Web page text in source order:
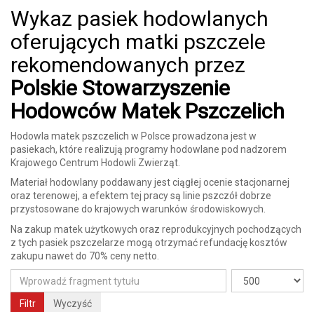
Wykaz pasiek hodowlanych
oferujących matki pszczele
rekomendowanych przez
Polskie Stowarzyszenie
Hodowców Matek Pszczelich
Hodowla matek pszczelich w Polsce prowadzona jest w
pasiekach, które realizują programy hodowlane pod nadzorem
Krajowego Centrum Hodowli Zwierząt.
Materiał hodowlany poddawany jest ciągłej ocenie stacjonarnej
oraz terenowej, a efektem tej pracy są linie pszczół dobrze
przystosowane do krajowych warunków środowiskowych.
Na zakup matek użytkowych oraz reprodukcyjnych pochodzących
z tych pasiek pszczelarze mogą otrzymać refundację kosztów
zakupu nawet do 70% ceny netto.
Filtr Wyczyść